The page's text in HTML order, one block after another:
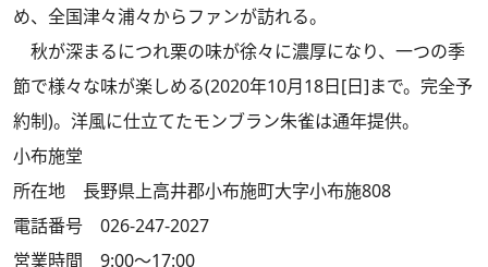
め、全国津々浦々からファンが訪れる。
秋が深まるにつれ栗の味が徐々に濃厚になり、一つの季
節で様々な味が楽しめる(2020年10月18日[日]まで。完全予
約制)。洋風に仕立てたモンブラン朱雀は通年提供。
小布施堂
所在地 長野県上高井郡小布施町大字小布施808
電話番号 026-247-2027
営業時間 9:00～17:00